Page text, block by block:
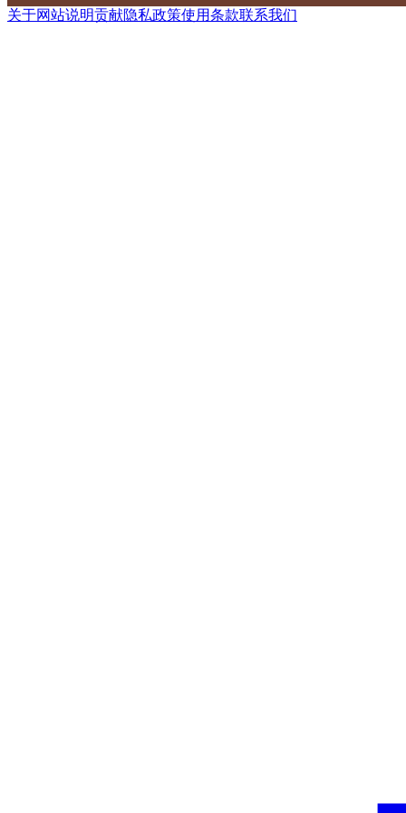
关于网站说明贡献隐私政策使用条款联系我们